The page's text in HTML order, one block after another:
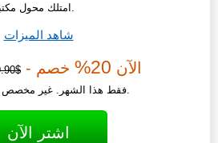
امتلك محول مكتبي يعمل بدون إنترنت.
شاهد الميزات
الآن 20% خصم -$59.90
*فقط هذا الشهر. غير مخصص لإعادة البيع.
اشتر الآن